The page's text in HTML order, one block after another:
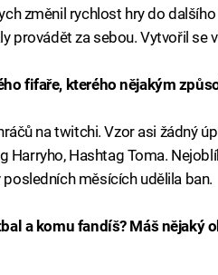
změnil rychlost hry do
provádět za sebou. Vytvořil se
fifaře, kterého nějakým
na twitchi. Vzor asi žádný
Harryho, Hashtag Toma.
měsících udělila ban.
a komu fandíš? Máš nějaký